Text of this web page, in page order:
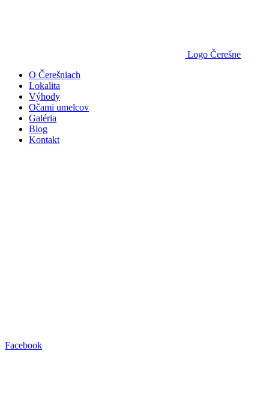
Logo Čerešne
O Čerešniach
Lokalita
Výhody
Očami umelcov
Galéria
Blog
Kontakt
Facebook